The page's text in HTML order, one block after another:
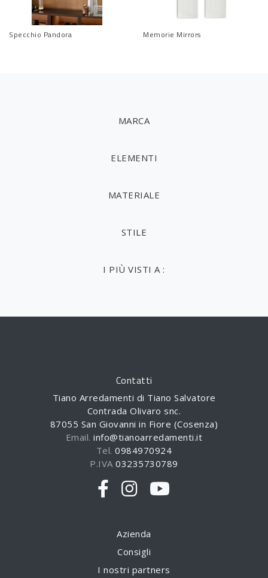
Specchio Pandora Memorie Mirrors
MARCA
ELEMENTI
MATERIALE
STILE
I PIÙ VISTI A :
Contatti
Tiano Arredamenti di Tiano Salvatore
Contrada Olivaro snc.
87055 San Giovanni in Fiore (Cosenza)
Email.info@tianoarredamenti.it
Tel.0984970924
P.IVA03235730789
Azienda
Consigli
I nostri partners